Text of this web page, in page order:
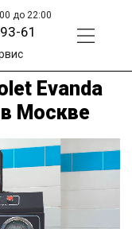
до 22:00
61
Evanda
Москве